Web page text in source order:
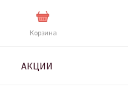
Корзина
АКЦИИ